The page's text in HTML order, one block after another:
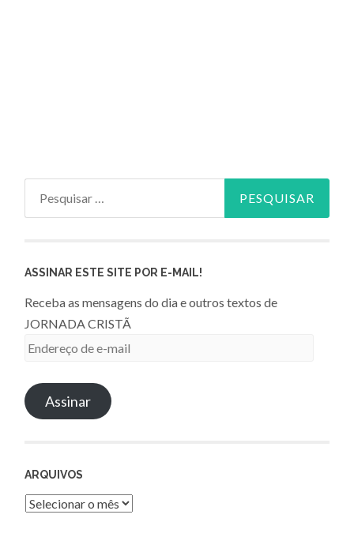
ASSINAR ESTE SITE POR E-MAIL!
Receba as mensagens do dia e outros textos de
JORNADA CRISTÃ
Endereço
e-
mailAssinar
ARQUIVOS
Arquivos